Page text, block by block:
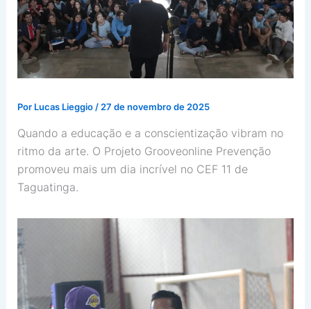
Por Lucas Lieggio / 27 de novembro de 2025
Quando a educação e a conscientização vibram no
ritmo da arte. O Projeto Grooveonline Prevenção
promoveu mais um dia incrível no CEF 11 de
Taguatinga.